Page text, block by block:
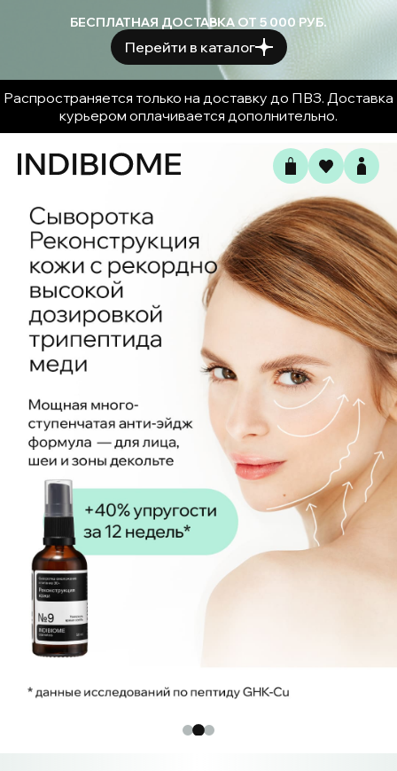
БЕСПЛАТНАЯ ДОСТАВКА ОТ 5 000 РУБ.
Перейти в каталог
Распространяется только на доставку до ПВЗ. Доставка
курьером оплачивается дополнительно.